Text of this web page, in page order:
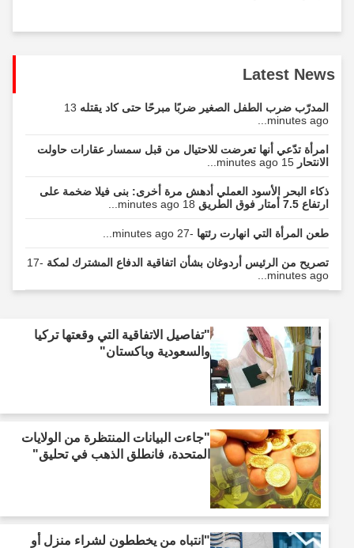
Latest News
المدرّب ضرب الطفل الصغير ضربًا مبرحًا حتى كاد يقتله13
minutes ago...
امرأة تدّعي أنها تعرضت للاحتيال من قبل سمسار عقارات حاولت
الانتحار15 minutes ago...
ذكاء البحر الأسود العملي أدهش مرة أخرى: بنى فيلا ضخمة على
ارتفاع 7.5 أمتار فوق الطريق
18 minutes ago...
طعن المرأة التي انهارت رئتها-27 minutes ago...
تصريح من الرئيس أردوغان بشأن اتفاقية الدفاع المشترك لمكة -17
minutes ago...
"تفاصيل الاتفاقية التي وقعتها تركيا
والسعودية وباكستان"
"جاءت البيانات المنتظرة من الولايات
المتحدة، فانطلق الذهب في تحليق"
"انتباه من يخططون لشراء منزل أو